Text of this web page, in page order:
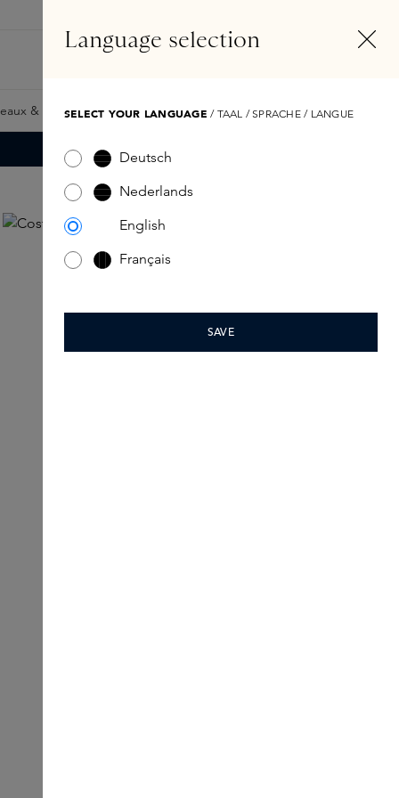
& Giftcards Samples Skins Exclusives Skins
Language selection
SELECT YOUR LANGUAGE / TAAL / SPRACHE / LANGUE
Deutsch
Nederlands
English
Français
SAVE